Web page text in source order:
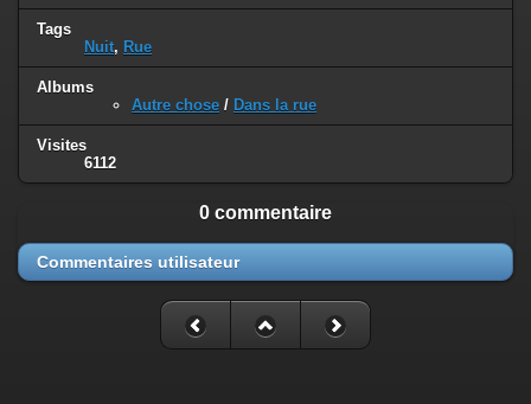
Tags
Nuit, Rue
Albums
Autre chose / Dans la rue
Visites
6112
0 commentaire
Commentaires utilisateur